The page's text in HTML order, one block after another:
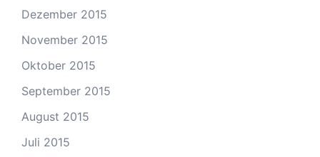
Dezember 2015
November 2015
Oktober 2015
September 2015
August 2015
Juli 2015